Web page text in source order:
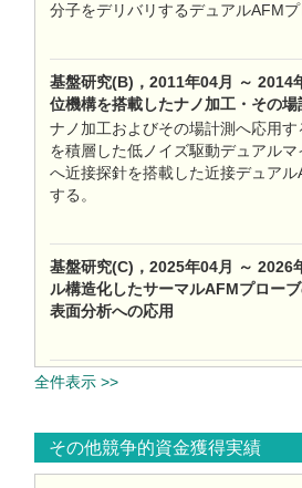
分子をデリバリするデュアルAFMプ
基盤研究(B)，2011年04月 ～ 2014
位機構を搭載したナノ加工・その
ナノ加工およびその場計測へ応用
を積層した低ノイズ駆動デュアル
へ近接探針を搭載した近接デュア
する。
基盤研究(C)，2025年04月 ～ 2026
ル構造化したサーマルAFMプロー
表面分析への応用
全件表示 >>
その他競争的資金獲得実績